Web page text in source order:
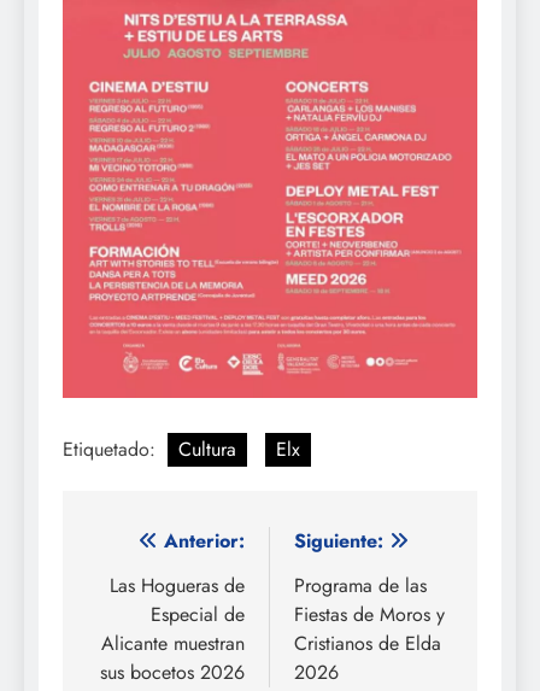
Etiquetado: Cultura Elx
Navegación
de
entradas
Anterior:
Las Hogueras de
Especial de
Alicante muestran
sus bocetos 2026
Siguiente:
Programa de las
Fiestas de Moros y
Cristianos de Elda
2026